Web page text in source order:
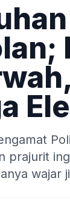
prajurit
wajar